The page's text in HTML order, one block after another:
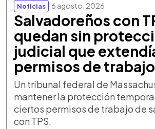
Noticias 6 agosto, 2026
Salvadoreños con
quedan sin
judicial que
permisos de trabajo
Un tribunal federal de
mantener la protección
ciertos permisos de trabajo de
con TPS.